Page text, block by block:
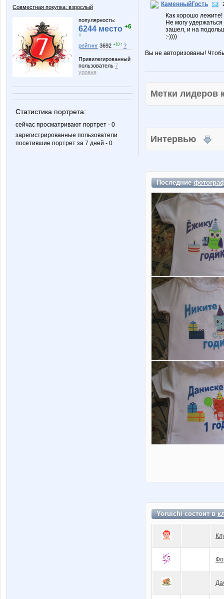
Совместная покупка: взрослый
популярность:
6244 место +6
↑
рейтинг 3692 +10 ↑ ?
Привилегированный
пользователь 7
уровня
Статистика портрета:
сейчас просматривают портрет - 0
зарегистрированные пользователи
посетившие портрет за 7 дней - 0
КаменныйГость
Как хорошо лежите!
Не могу
зашел, и на
:-))))
Вы не авторизованы!
Метки
Интервью
Последние
Yoruichi состоит в